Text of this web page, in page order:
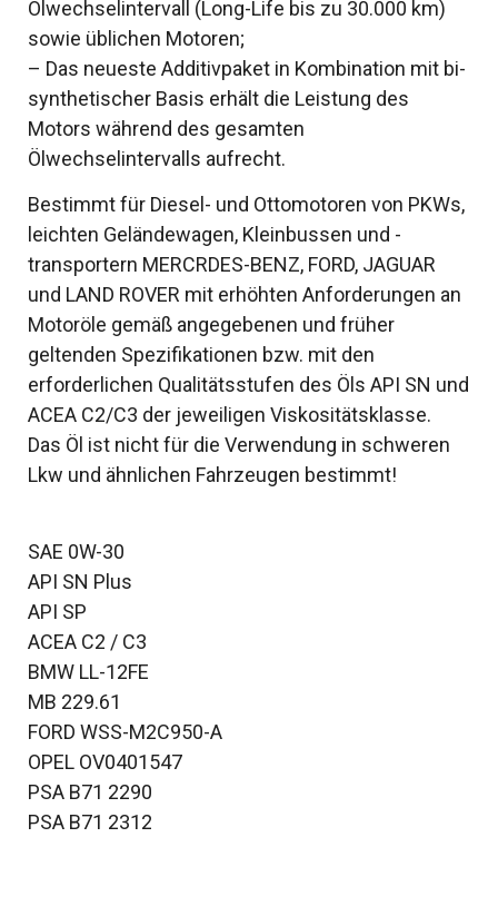
Ölwechselintervall (Long-Life bis zu 30.000 km)
sowie üblichen Motoren;
– Das neueste Additivpaket in Kombination mit bi-
synthetischer Basis erhält die Leistung des
Motors während des gesamten
Ölwechselintervalls aufrecht.
Bestimmt für Diesel- und Ottomotoren von PKWs,
leichten Geländewagen, Kleinbussen und -
transportern MERCRDES-BENZ, FORD, JAGUAR
und LAND ROVER mit erhöhten Anforderungen an
Motoröle gemäß angegebenen und früher
geltenden Spezifikationen bzw. mit den
erforderlichen Qualitätsstufen des Öls API SN und
ACEA C2/C3 der jeweiligen Viskositätsklasse.
Das Öl ist nicht für die Verwendung in schweren
Lkw und ähnlichen Fahrzeugen bestimmt!
SAE 0W-30
API SN Plus
API SP
ACEA C2 / C3
BMW LL-12FE
MB 229.61
FORD WSS-M2C950-A
OPEL OV0401547
PSA B71 2290
PSA B71 2312